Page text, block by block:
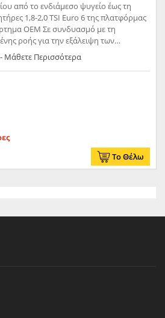
από το ενδιάμεσο ψυγείο έως τη
1,8-2,0 TSI Euro 6 της πλατφόρμας
συνδυασμό με τη
ροής για την εξάλειψη των
μεγαλύτερη σε διάμετρο σωλήνα 63
OEM μόνο 53,7 mm)
Αλουμινένιος σωλήνας
Play
διάμετρος/χωρίς
Μάθετε Περισσότερα
Το Θέλω